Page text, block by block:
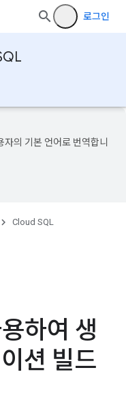
로그인
의 기본 언어로 번역합니
Cloud SQL
하여 생
션 빌드